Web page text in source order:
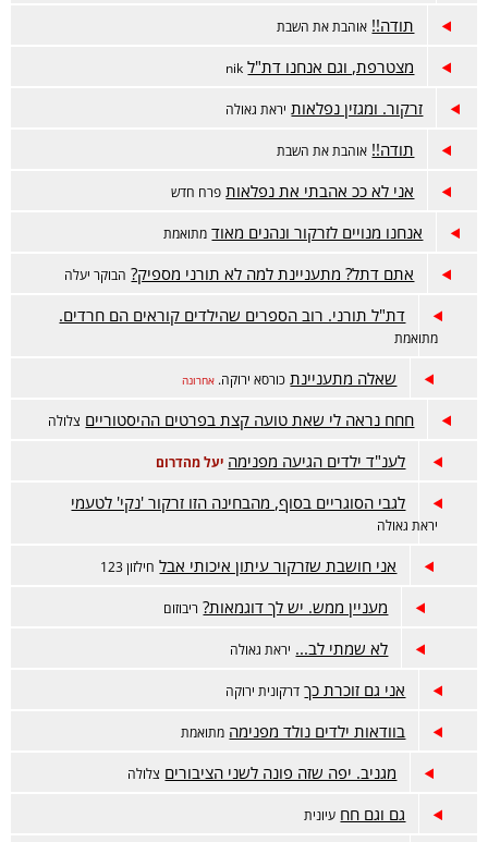
תודה!! אוהבת את השבת
מצטרפת, וגם אנחנו דת"ל nik
זרקור. ומגזין נפלאות יראת גאולה
תודה!! אוהבת את השבת
אני לא ככ אהבתי את נפלאות פרח חדש
אנחנו מנויים לזרקור ונהנים מאוד מתואמת
אתם דתל? מתעניינת למה לא תורני מספיק? הבוקר יעלה
דת"ל תורני. רוב הספרים שהילדים קוראים הם חרדים.
מתואמת
שאלה מתעניינת כורסא ירוקה. אחרונה
חחח נראה לי שאת טועה קצת בפרטים ההיסטוריים צלולה
לענ"ד ילדים הגיעה מפנימה יעל מהדרום
לגבי הסוגריים בסוף, מהבחינה הזו זרקור 'נקי' לטעמי
יראת גאולה
אני חושבת שזרקור עיתון איכותי אבל חילזון 123
מעניין ממש. יש לך דוגמאות? ריבוזום
לא שמתי לב... יראת גאולה
אני גם זוכרת כך דרקונית ירוקה
בוודאות ילדים נולד מפנימה מתואמת
מגניב. יפה שזה פונה לשני הציבורים צלולה
גם וגם חח עיונית